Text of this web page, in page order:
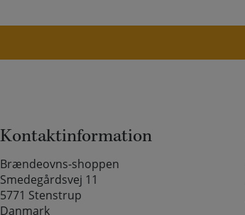
Kontaktinformation
Brændeovns-shoppen
Smedegårdsvej 11
5771 Stenstrup
Danmark